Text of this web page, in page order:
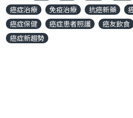
癌症治療
免疫治療 抗癌新藥
癌症保健
癌症患者照護 癌友飲食
癌症新趨勢